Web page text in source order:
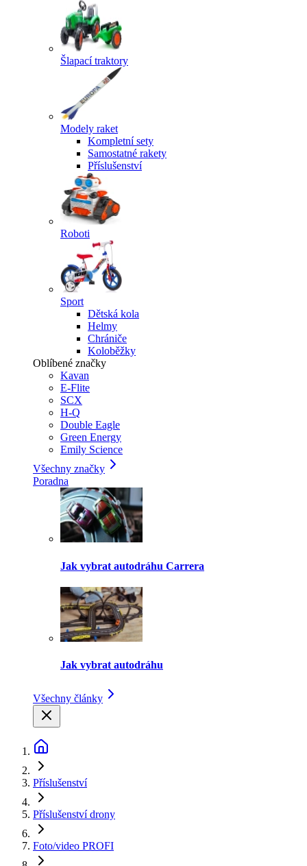
Šlapací traktory
Modely raket
Kompletní sety
Samostatné rakety
Příslušenství
Roboti
Sport
Dětská kola
Helmy
Chrániče
Koloběžky
Oblíbené značky
Kavan
E-Flite
SCX
H-Q
Double Eagle
Green Energy
Emily Science
Všechny značky
Poradna
Jak vybrat autodráhu Carrera
Jak vybrat autodráhu
Všechny články
Příslušenství
Příslušenství drony
Foto/video PROFI